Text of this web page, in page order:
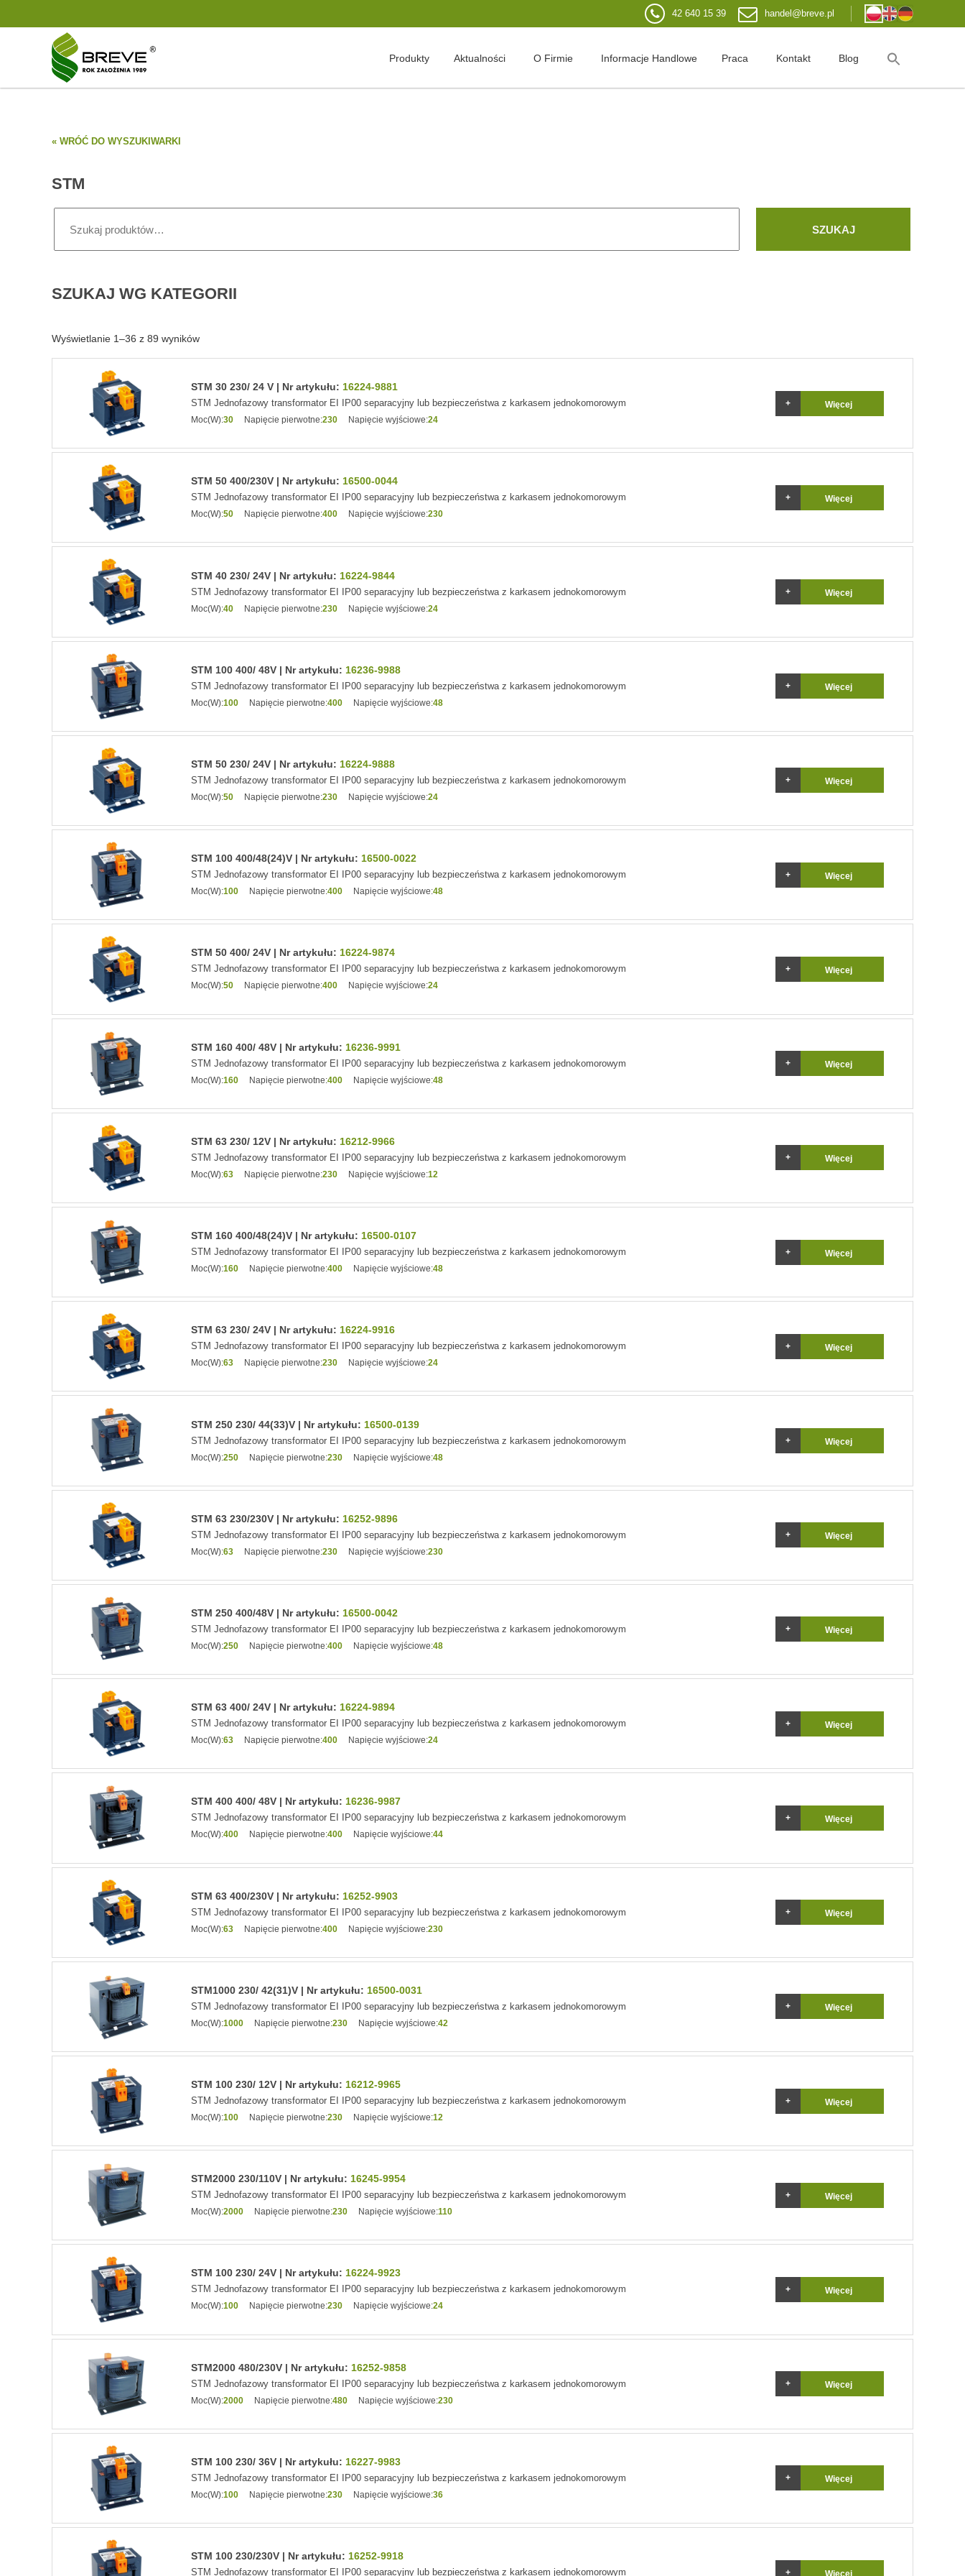
42 640 15 39 handel@breve.pl
Produkty Aktualności O Firmie Informacje Handlowe Praca Kontakt Blog
« WRÓĆ DO WYSZUKIWARKI
STM
SZUKAJ
SZUKAJ WG KATEGORII
Wyświetlanie 1–36 z 89 wyników
STM 30 230/ 24 V | Nr artykułu: 16224-9881
STM Jednofazowy transformator EI IP00 separacyjny lub bezpieczeństwa z karkasem jednokomorowym
Moc(W):30 Napięcie pierwotne:230 Napięcie wyjściowe:24
Więcej
STM 50 400/230V | Nr artykułu: 16500-0044
STM Jednofazowy transformator EI IP00 separacyjny lub bezpieczeństwa z karkasem jednokomorowym
Moc(W):50 Napięcie pierwotne:400 Napięcie wyjściowe:230
Więcej
STM 40 230/ 24V | Nr artykułu: 16224-9844
STM Jednofazowy transformator EI IP00 separacyjny lub bezpieczeństwa z karkasem jednokomorowym
Moc(W):40 Napięcie pierwotne:230 Napięcie wyjściowe:24
Więcej
STM 100 400/ 48V | Nr artykułu: 16236-9988
STM Jednofazowy transformator EI IP00 separacyjny lub bezpieczeństwa z karkasem jednokomorowym
Moc(W):100 Napięcie pierwotne:400 Napięcie wyjściowe:48
Więcej
STM 50 230/ 24V | Nr artykułu: 16224-9888
STM Jednofazowy transformator EI IP00 separacyjny lub bezpieczeństwa z karkasem jednokomorowym
Moc(W):50 Napięcie pierwotne:230 Napięcie wyjściowe:24
Więcej
STM 100 400/48(24)V | Nr artykułu: 16500-0022
STM Jednofazowy transformator EI IP00 separacyjny lub bezpieczeństwa z karkasem jednokomorowym
Moc(W):100 Napięcie pierwotne:400 Napięcie wyjściowe:48
Więcej
STM 50 400/ 24V | Nr artykułu: 16224-9874
STM Jednofazowy transformator EI IP00 separacyjny lub bezpieczeństwa z karkasem jednokomorowym
Moc(W):50 Napięcie pierwotne:400 Napięcie wyjściowe:24
Więcej
STM 160 400/ 48V | Nr artykułu: 16236-9991
STM Jednofazowy transformator EI IP00 separacyjny lub bezpieczeństwa z karkasem jednokomorowym
Moc(W):160 Napięcie pierwotne:400 Napięcie wyjściowe:48
Więcej
STM 63 230/ 12V | Nr artykułu: 16212-9966
STM Jednofazowy transformator EI IP00 separacyjny lub bezpieczeństwa z karkasem jednokomorowym
Moc(W):63 Napięcie pierwotne:230 Napięcie wyjściowe:12
Więcej
STM 160 400/48(24)V | Nr artykułu: 16500-0107
STM Jednofazowy transformator EI IP00 separacyjny lub bezpieczeństwa z karkasem jednokomorowym
Moc(W):160 Napięcie pierwotne:400 Napięcie wyjściowe:48
Więcej
STM 63 230/ 24V | Nr artykułu: 16224-9916
STM Jednofazowy transformator EI IP00 separacyjny lub bezpieczeństwa z karkasem jednokomorowym
Moc(W):63 Napięcie pierwotne:230 Napięcie wyjściowe:24
Więcej
STM 250 230/ 44(33)V | Nr artykułu: 16500-0139
STM Jednofazowy transformator EI IP00 separacyjny lub bezpieczeństwa z karkasem jednokomorowym
Moc(W):250 Napięcie pierwotne:230 Napięcie wyjściowe:48
Więcej
STM 63 230/230V | Nr artykułu: 16252-9896
STM Jednofazowy transformator EI IP00 separacyjny lub bezpieczeństwa z karkasem jednokomorowym
Moc(W):63 Napięcie pierwotne:230 Napięcie wyjściowe:230
Więcej
STM 250 400/48V | Nr artykułu: 16500-0042
STM Jednofazowy transformator EI IP00 separacyjny lub bezpieczeństwa z karkasem jednokomorowym
Moc(W):250 Napięcie pierwotne:400 Napięcie wyjściowe:48
Więcej
STM 63 400/ 24V | Nr artykułu: 16224-9894
STM Jednofazowy transformator EI IP00 separacyjny lub bezpieczeństwa z karkasem jednokomorowym
Moc(W):63 Napięcie pierwotne:400 Napięcie wyjściowe:24
Więcej
STM 400 400/ 48V | Nr artykułu: 16236-9987
STM Jednofazowy transformator EI IP00 separacyjny lub bezpieczeństwa z karkasem jednokomorowym
Moc(W):400 Napięcie pierwotne:400 Napięcie wyjściowe:44
Więcej
STM 63 400/230V | Nr artykułu: 16252-9903
STM Jednofazowy transformator EI IP00 separacyjny lub bezpieczeństwa z karkasem jednokomorowym
Moc(W):63 Napięcie pierwotne:400 Napięcie wyjściowe:230
Więcej
STM1000 230/ 42(31)V | Nr artykułu: 16500-0031
STM Jednofazowy transformator EI IP00 separacyjny lub bezpieczeństwa z karkasem jednokomorowym
Moc(W):1000 Napięcie pierwotne:230 Napięcie wyjściowe:42
Więcej
STM 100 230/ 12V | Nr artykułu: 16212-9965
STM Jednofazowy transformator EI IP00 separacyjny lub bezpieczeństwa z karkasem jednokomorowym
Moc(W):100 Napięcie pierwotne:230 Napięcie wyjściowe:12
Więcej
STM2000 230/110V | Nr artykułu: 16245-9954
STM Jednofazowy transformator EI IP00 separacyjny lub bezpieczeństwa z karkasem jednokomorowym
Moc(W):2000 Napięcie pierwotne:230 Napięcie wyjściowe:110
Więcej
STM 100 230/ 24V | Nr artykułu: 16224-9923
STM Jednofazowy transformator EI IP00 separacyjny lub bezpieczeństwa z karkasem jednokomorowym
Moc(W):100 Napięcie pierwotne:230 Napięcie wyjściowe:24
Więcej
STM2000 480/230V | Nr artykułu: 16252-9858
STM Jednofazowy transformator EI IP00 separacyjny lub bezpieczeństwa z karkasem jednokomorowym
Moc(W):2000 Napięcie pierwotne:480 Napięcie wyjściowe:230
Więcej
STM 100 230/ 36V | Nr artykułu: 16227-9983
STM Jednofazowy transformator EI IP00 separacyjny lub bezpieczeństwa z karkasem jednokomorowym
Moc(W):100 Napięcie pierwotne:230 Napięcie wyjściowe:36
Więcej
STM 100 230/230V | Nr artykułu: 16252-9918
STM Jednofazowy transformator EI IP00 separacyjny lub bezpieczeństwa z karkasem jednokomorowym Więcej